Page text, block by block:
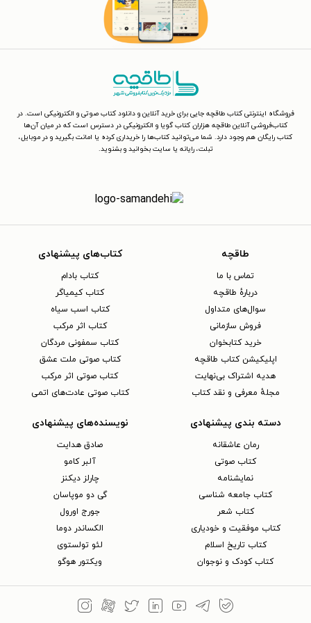
فروشگاه اینترنتی کتاب طاقچه جایی برای خرید آنلاین و دانلود کتاب صوتی و الکترونیکی است. در
کتاب‌فروشی آنلاین طاقچه هزاران کتاب گویا و الکترونیکی در دسترس است که در میان آن‌ها
کتاب رایگان هم وجود دارد. شما می‌توانید کتاب‌ها را خریداری کرده یا امانت بگیرید و در موبایل،
تبلت، رایانه یا سایت بخوانید و بشنوید.
طاقچه
تماس با ما
دربارهٔ طاقچه
سوال‌های متداول
فروش سازمانی
خرید کتابخوان
اپلیکیشن کتاب طاقچه
هدیه اشتراک بی‌نهایت
مجلهٔ معرفی و نقد کتاب
کتاب‌های پیشنهادی
کتاب بادام
کتاب کیمیاگر
کتاب اسب سیاه
کتاب اثر مرکب
کتاب سمفونی مردگان
کتاب صوتی ملت عشق
کتاب صوتی اثر مرکب
کتاب صوتی عادت‌های اتمی
دسته بندی پیشنهادی
رمان عاشقانه
کتاب‌ صوتی
نمایشنامه
کتاب جامعه شناسی
کتاب شعر
کتاب موفقیت و خودیاری
کتاب تاریخ اسلام
کتاب کودک و نوجوان
نویسنده‌های پیشنهادی
صادق هدایت
آلبر کامو
چارلز دیکنز
گی دو موپاسان
جورج اورول
الکساندر دوما
لئو تولستوی
ویکتور هوگو